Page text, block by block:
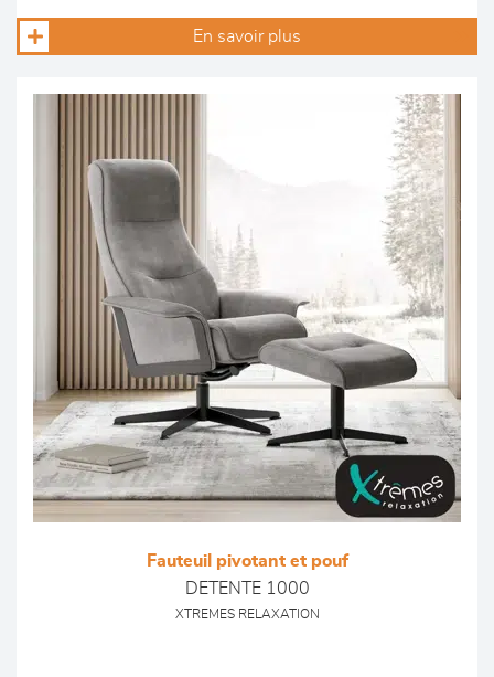
En savoir plus
Fauteuil pivotant et pouf
DETENTE 1000
XTREMES RELAXATION